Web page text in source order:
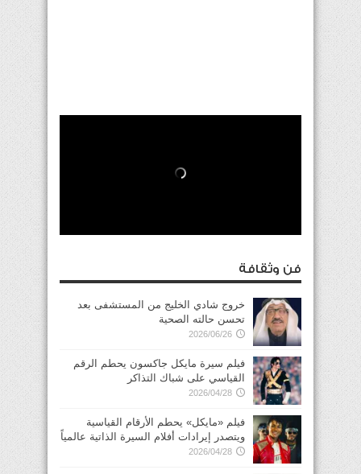
فن وثقافة
خروج شادي الخليج من المستشفى بعد
تحسن حالته الصحية
2026/06/26
فيلم سيرة مايكل جاكسون يحطم الرقم
القياسي على شباك التذاكر
2026/04/28
فيلم «مايكل» يحطم الأرقام القياسية
ويتصدر إيرادات أفلام السيرة الذاتية عالمياً
2026/04/28